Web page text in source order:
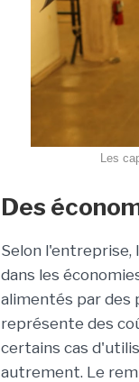
Les
Des
Selon
dans les
alimentés par des
représente des
certains cas
autrement. Le